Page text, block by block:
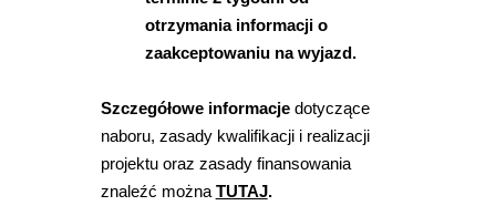
otrzymania informacji o
zaakceptowaniu na wyjazd.
Szczegółowe informacjedotyczące
naboru, zasady kwalifikacji i realizacji
projektu oraz zasady finansowania
znaleźć można TUTAJ.